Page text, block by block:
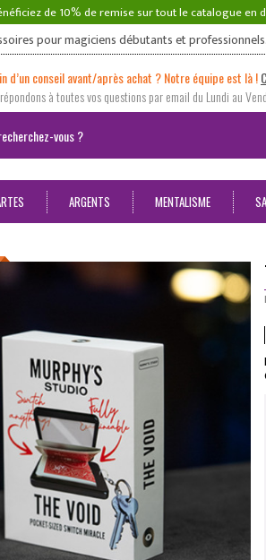
de 10% de remise sur tout le catalogue en
pour magiciens débutants et professionnels.
d’un conseil avant/après achat ? Notre équipe est là !
à toutes vos questions par email du Lundi au
ARGENTS MENTALISME